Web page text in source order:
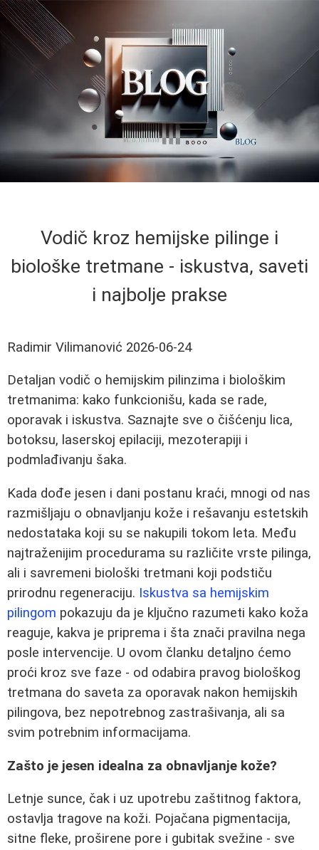
Vodič kroz hemijske pilinge i
biološke tretmane - iskustva, saveti
i najbolje prakse
Radimir Vilimanović 2026-06-24
Detaljan vodič o hemijskim pilinzima i biološkim
tretmanima: kako funkcionišu, kada se rade,
oporavak i iskustva. Saznajte sve o čišćenju lica,
botoksu, laserskoj epilaciji, mezoterapiji i
podmlađivanju šaka.
Kada dođe jesen i dani postanu kraći, mnogi od nas
razmišljaju o obnavljanju kože i rešavanju estetskih
nedostataka koji su se nakupili tokom leta. Među
najtraženijim procedurama su različite vrste pilinga,
ali i savremeni biološki tretmani koji podstiču
prirodnu regeneraciju. Iskustva sa hemijskim
pilingom pokazuju da je ključno razumeti kako koža
reaguje, kakva je priprema i šta znači pravilna nega
posle intervencije. U ovom članku detaljno ćemo
proći kroz sve faze - od odabira pravog biološkog
tretmana do saveta za oporavak nakon hemijskih
pilingova, bez nepotrebnog zastrašivanja, ali sa
svim potrebnim informacijama.
Zašto je jesen idealna za obnavljanje kože?
Letnje sunce, čak i uz upotrebu zaštitnog faktora,
ostavlja tragove na koži. Pojačana pigmentacija,
sitne fleke, proširene pore i gubitak svežine - sve